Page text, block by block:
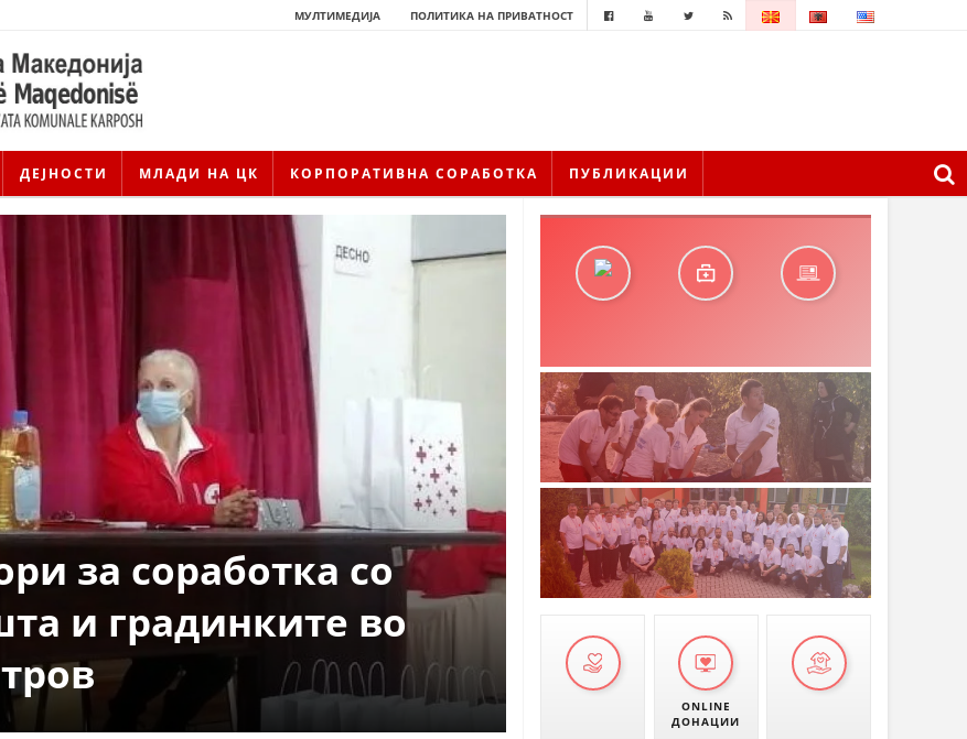
МУЛТИМЕДИЈА ПОЛИТИКА НА ПРИВАТНОСТ
ДЕЈНОСТИ МЛАДИ НА ЦК КОРПОРАТИВНА СОРАБОТКА ПУБЛИКАЦИИ
ДЕЈСТВУВАЊЕ
ПРИРАЧНИЦИ
за соработка со
и градинките во
ONLINE
ДОНАЦИИ